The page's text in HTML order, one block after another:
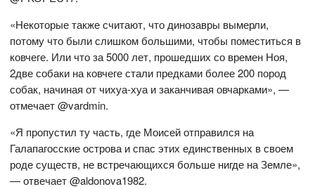
«Некоторые также считают, что динозавры вымерли,
потому что были слишком большими, чтобы поместиться в
ковчеге. Или что за 5000 лет, прошедших со времен Ноя,
2две собаки на ковчеге стали предками более 200 пород
собак, начиная от чихуа-хуа и заканчивая овчарками», —
отмечает @vardmin.
«Я пропустил ту часть, где Моисей отправился на
Галапагосские острова и спас этих единственных в своем
роде существ, не встречающихся больше нигде на Земле»,
— отвечает @aldonova1982.